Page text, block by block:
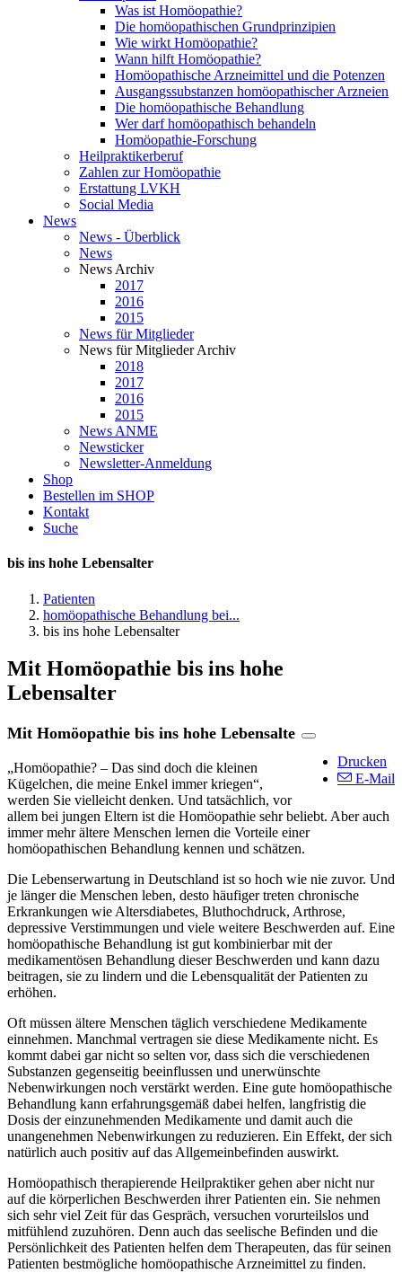
Was ist Homöopathie?
Die homöopathischen Grundprinzipien
Wie wirkt Homöopathie?
Wann hilft Homöopathie?
Homöopathische Arzneimittel und die Potenzen
Ausgangssubstanzen homöopathischer Arzneien
Die homöopathische Behandlung
Wer darf homöopathisch behandeln
Homöopathie-Forschung
Heilpraktikerberuf
Zahlen zur Homöopathie
Erstattung LVKH
Social Media
News
News - Überblick
News
News Archiv
2017
2016
2015
News für Mitglieder
News für Mitglieder Archiv
2018
2017
2016
2015
News ANME
Newsticker
Newsletter-Anmeldung
Shop
Bestellen im SHOP
Kontakt
Suche
bis ins hohe Lebensalter
Patienten
homöopathische Behandlung bei...
bis ins hohe Lebensalter
Mit Homöopathie bis ins hohe
Lebensalter
Drucken
E-Mail
Mit Homöopathie bis ins hohe Lebensalte
„Homöopathie? – Das sind doch die kleinen
Kügelchen, die meine Enkel immer kriegen“,
werden Sie vielleicht denken. Und tatsächlich, vor
allem bei jungen Eltern ist die Homöopathie sehr beliebt. Aber auch
immer mehr ältere Menschen lernen die Vorteile einer
homöopathischen Behandlung kennen und schätzen.
Die Lebenserwartung in Deutschland ist so hoch wie nie zuvor. Und
je länger die Menschen leben, desto häufiger treten chronische
Erkrankungen wie Altersdiabetes, Bluthochdruck, Arthrose,
depressive Verstimmungen und viele weitere Beschwerden auf. Eine
homöopathische Behandlung ist gut kombinierbar mit der
medikamentösen Behandlung dieser Beschwerden und kann dazu
beitragen, sie zu lindern und die Lebensqualität der Patienten zu
erhöhen.
Oft müssen ältere Menschen täglich verschiedene Medikamente
einnehmen. Manchmal vertragen sie diese Medikamente nicht. Es
kommt dabei gar nicht so selten vor, dass sich die verschiedenen
Substanzen gegenseitig beeinflussen und unerwünschte
Nebenwirkungen noch verstärkt werden. Eine gute homöopathische
Behandlung kann erfahrungsgemäß dabei helfen, langfristig die
Dosis der einzunehmenden Medikamente und damit auch die
unangenehmen Nebenwirkungen zu reduzieren. Ein Effekt, der sich
natürlich auch positiv auf das Allgemeinbefinden auswirkt.
Homöopathisch therapierende Heilpraktiker gehen aber nicht nur
auf die körperlichen Beschwerden ihrer Patienten ein. Sie nehmen
sich sehr viel Zeit für das Gespräch, versuchen vorurteilslos und
mitfühlend zuzuhören. Denn auch das seelische Befinden und die
Persönlichkeit des Patienten helfen dem Therapeuten, das für seinen
Patienten bestmögliche homöopathische Arzneimittel zu finden.